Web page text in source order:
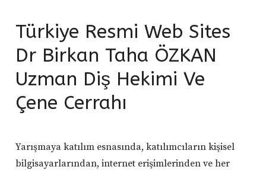
Türkiye Resmi Web Sites
Dr Birkan Taha ÖZKAN
Uzman Diş Hekimi Ve
Çene Cerrahı
Yarışmaya katılım esnasında, katılımcıların kişisel
bilgisayarlarından, internet erişimlerinden ve her